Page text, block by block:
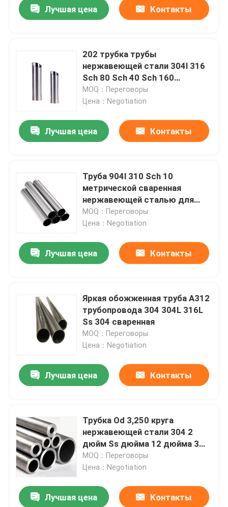
О Компании
Контакты
Продукция
Лучшая цена Контакты
202 трубка трубы
нержавеющей стали 304l 316
Sch 80 Sch 40 Sch 160
отполированная
MOQ：Переговоры
Цена：Negotiation
Лучшая цена Контакты
Труба 904l 310 Sch 10
метрической сваренная
нержавеющей сталью для
водоснабжения
MOQ：Переговоры
Цена：Negotiation
Лучшая цена Контакты
Яркая обожженная труба A312
трубопровода 304 304L 316L
Ss 304 сваренная
MOQ：Переговоры
Цена：Negotiation
Лучшая цена Контакты
Трубка Od 3,250 круга
нержавеющей стали 304 2
дюйм Ss дюйма 12 дюйма 3
пускает дизайн по трубам
MOQ：Переговоры
Цена：Negotiation
Лучшая цена Контакты